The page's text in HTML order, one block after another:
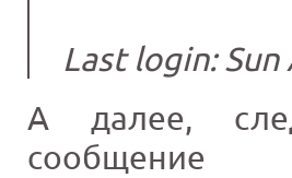
Last login:
А далее,
сообщение